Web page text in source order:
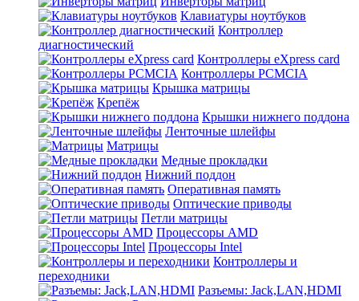
Клавиатуры ноутбуков
Контроллер
диагностический
Контроллеры eXpress card
Контроллеры PCMCIA
Крышка матрицы
Крепёж
Крышки нижнего поддона
Ленточные шлейфы
Матрицы
Медные прокладки
Нижний поддон
Оперативная память
Оптические приводы
Петли матрицы
Процессоры AMD
Процессоры Intel
Контроллеры и
переходники
Разъемы: Jack,LAN,HDMI